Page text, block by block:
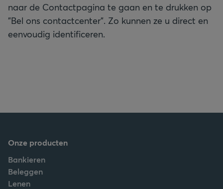
naar de Contactpagina te gaan en te drukken op
"Bel ons contactcenter". Zo kunnen ze u direct en
eenvoudig identificeren.
Onze producten
Bankieren
Beleggen
Lenen